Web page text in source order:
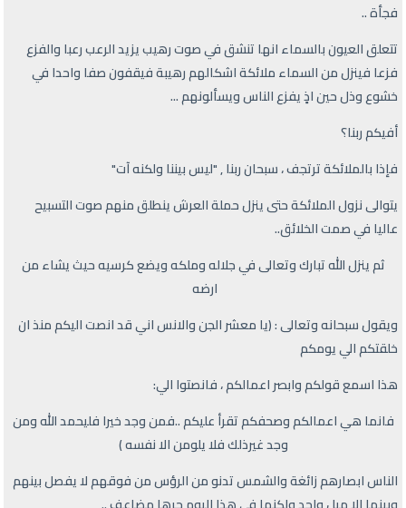
فجأة ..
تتعلق العيون بالسماء انها تنشق في صوت رهيب يزيد الرعب رعبا والفزع
فزعا فينزل من السماء ملائكة اشكالهم رهيبة فيقفون صفا واحدا في
خشوع وذل حين اذٍ يفزع الناس ويسألونهم ...
أفيكم ربنا؟
فإذا بالملائكة ترتجف ، سبحان ربنا , "ليس بيننا ولكنه آت"
يتوالى نزول الملائكة حتى ينزل حملة العرش ينطلق منهم صوت التسبيح
عاليا في صمت الخلائق..
ثم ينزل الله تبارك وتعالى في جلاله وملكه ويضع كرسيه حيث يشاء من
ارضه
ويقول سبحانه وتعالى : (يا معشر الجن والانس اني قد انصت اليكم منذ ان
خلقتكم الي يومكم
هذا اسمع قولكم وابصر اعمالكم ، فانصتوا الي:
فانما هي اعمالكم وصحفكم تقرأ عليكم ..فمن وجد خيرا فليحمد الله ومن
وجد غيرذلك فلا يلومن الا نفسه )
الناس ابصارهم زائغة والشمس تدنو من الرؤس من فوقهم لا يفصل بينهم